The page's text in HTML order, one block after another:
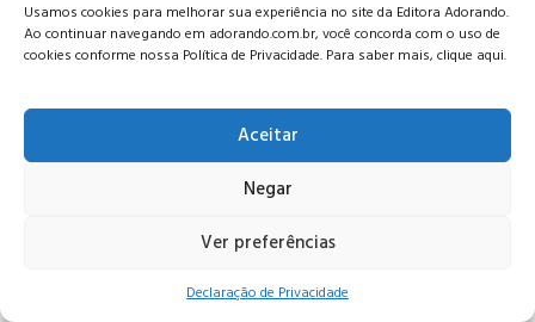
Usamos cookies para melhorar sua experiência no site da Editora Adorando.
Ao continuar navegando em adorando.com.br, você concorda com o uso de
cookies conforme nossa Política de Privacidade. Para saber mais, clique aqui.
Aceitar
Negar
Ver preferências
Declaração de Privacidade
© Editora Adorando 2026. Todos os direitos reservados.
Consulte nossapolítica de privacidade.